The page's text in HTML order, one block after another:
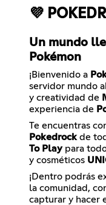
💜
Un mundo
Pokémon
¡Bienvenido a
servidor mundo
y creatividad de
experiencia de
Te encuentras
Pokedrockde
To Playpara
y cosméticos
¡Dentro podrás
la comunidad,
capturar y hacer